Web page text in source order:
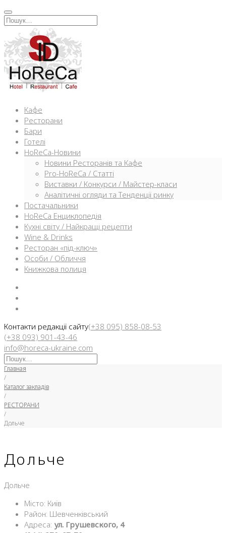
Перейти
к
содержимому
Искать:
Кафе
Ресторани
Бари
Готелі
HoReCa-Новини
Новини Ресторанів та Кафе
Pro-HoReCa / Статті
Виставки / Конкурси / Майстер-класи
Аналітичні огляди та Тенденції ринку
Постачальники
HoReCa Енциклопедія
Кухні світу / Найкращі рецепти
Wine & Drinks
Ресторан «під-ключ»
Особи / Обличчя
Книжкова полиця
Контакти редакції сайту(+38 095) 858-08-53
(+38 093) 901-43-46
info@horeca-ukraine.com
Искать:
Главная
/
Каталог закладів
/
РЕСТОРАНИ
/
Дольче
Дольче
Дольче
Місто: Київ
Район: Шевченківський
Адреса: ул. Грушевского, 4